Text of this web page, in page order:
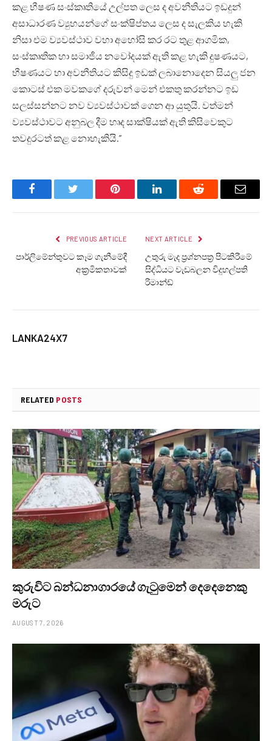
කළ භීෂණ සංස්කෘතියේ උල්පත ලෙස ද අවනීතියට ඉඩදුන්
අසාධාරණ ව්‍යුහයන්ගේ සංක්ෂිප්තය ලෙස ද සැලකිය හැකි
නිසා එම ව්‍යවස්ථාව වහා අහෝසි කර රට තුළ ආගමික,
සංස්කෘතික හා සමාජීය නවෝදයක් ඇති කළ හැකි දුෂණයට,
භීෂණයට හා අවනීතියට කිසිදු ඉඩක් ලබානොදෙන සියලු ජන
කොටස් එක මවකගේ දරුවන් මෙන් එකතු කරන්නට ඉඩ
සලස්සන්නට නව ව්‍යවස්ථාවක් ගෙන ආ යුතුයි. වත්මන්
ව්‍යවස්ථාවට අනුබල දීම හෘද සාක්ෂියක් ඇති කිසිවෙකුට
තවදුරටත් කළ නොහැකියි.”
FacebookTwitter Pinterest LinkedInReddit Email
PREVIOUS ARTICLE
පාර්ලිමේන්තුවට කෑම ගැනීමේදී
අක්‍රමිකතාවක්
NEXT ARTICLE
උතුරු මැද ප්‍රශ්නපත්‍ර පිටකිරීමේ
සිද්ධියට වැඩබලන විදුහල්පති
රිමාන්ඩ්
LANKA24X7
RELATED POSTS
කුරුවිට බන්ධනාගාරයේ ගැටුමෙන් දෙදෙනෙකු
මරුට
AUGUST 7, 2026